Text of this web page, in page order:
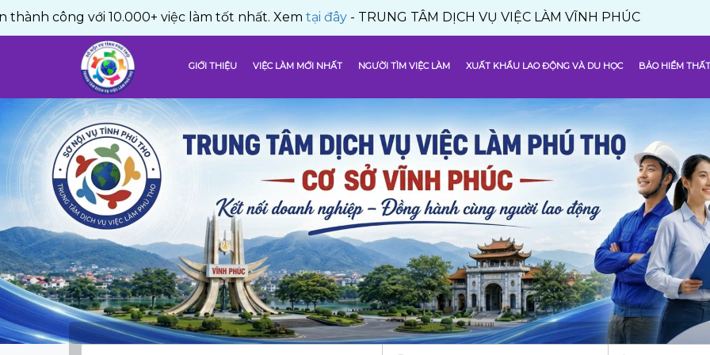
với 10.000+ việc làm tốt nhất. Xemtại đây- TRUNG TÂM DỊCH VỤ VIỆC LÀM VĨNH PHÚC
GIỚI THIỆU VIỆC LÀM MỚI NHẤT NGƯỜI TÌM VIỆC LÀM XUẤT KHẨU LAO ĐỘNG VÀ DU HỌC BẢO HIỂM